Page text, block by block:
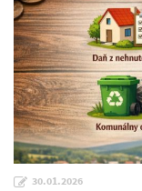
30.01.2026